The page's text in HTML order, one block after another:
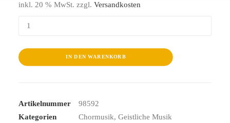
inkl. 20 % MwSt. zzgl. Versandkosten
Alexanderfest
IN DEN WARENKORB
Artikelnummer
98592
Kategorien
Chormusik, Geistliche Musik